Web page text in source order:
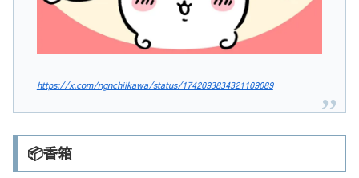
https://x.com/ngnchiikawa/status/1742093834321109089
📦香箱